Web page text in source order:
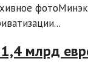
млрд